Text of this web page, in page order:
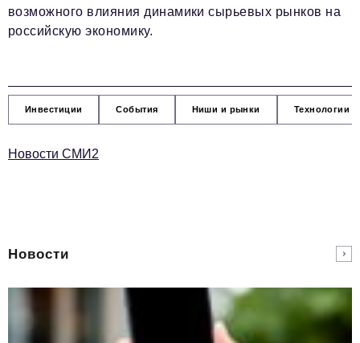
возможного влияния динамики сырьевых рынков на
российскую экономику.
Инвестиции События Ниши и рынки Технологии
Новости СМИ2
Новости